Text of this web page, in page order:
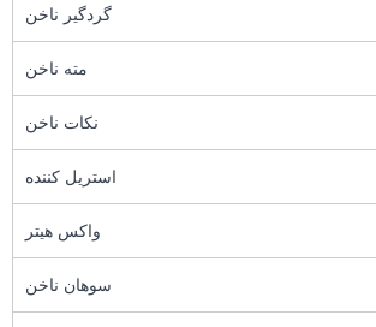
گردگیر ناخن
مته ناخن
نکات ناخن
استریل کننده
واکس هیتر
سوهان ناخن